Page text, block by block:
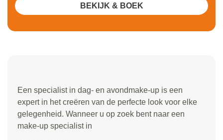
Een specialist in dag- en avondmake-up is een
expert in het creëren van de perfecte look voor elke
gelegenheid. Wanneer u op zoek bent naar een
make-up specialist in
BEKIJK & BOEK